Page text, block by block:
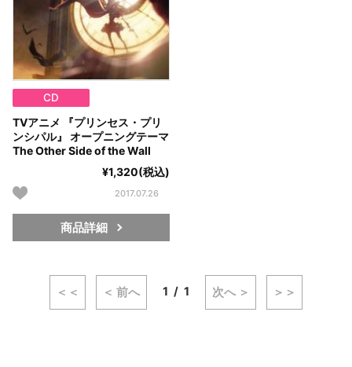
CD
TVアニメ 『プリンセス・プリ
ンシパル』 オープニングテーマ
The Other Side of the Wall
¥1,320(税込)
2017.07.26
商品詳細
＜＜ ＜ 前へ 1 1 次へ ＞ ＞＞